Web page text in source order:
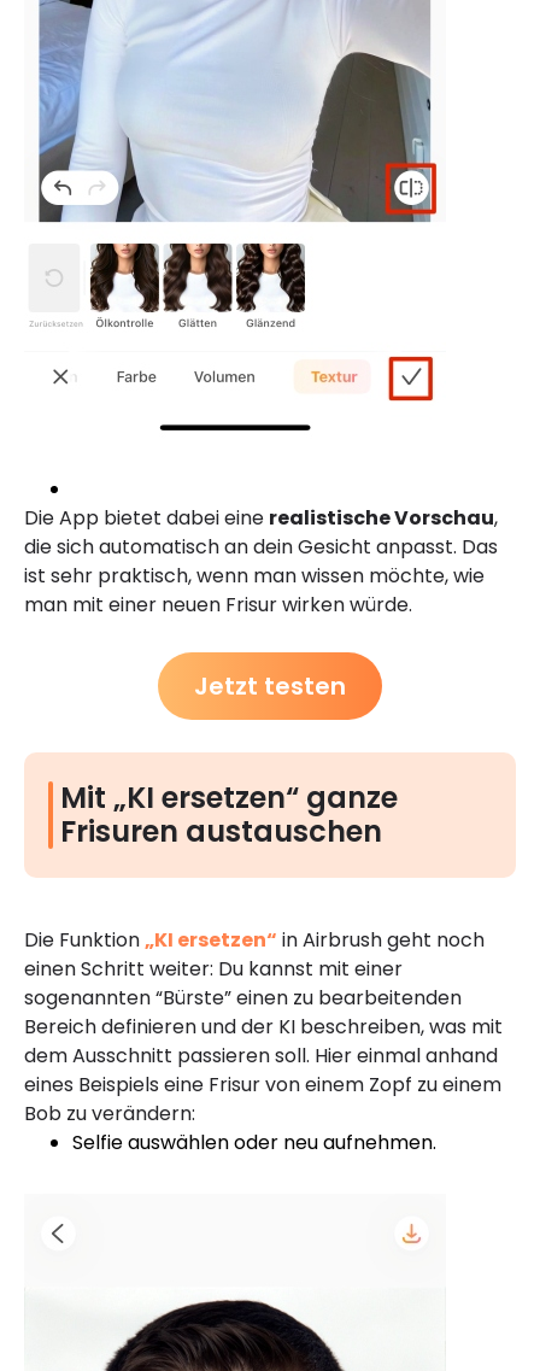
Die App bietet dabei eine realistische Vorschau,
die sich automatisch an dein Gesicht anpasst. Das
ist sehr praktisch, wenn man wissen möchte, wie
man mit einer neuen Frisur wirken würde.
Jetzt testen
Mit „KI ersetzen“ ganze
Frisuren austauschen
Die Funktion„KI ersetzen“ in Airbrush geht noch
einen Schritt weiter: Du kannst mit einer
sogenannten “Bürste” einen zu bearbeitenden
Bereich definieren und der KI beschreiben, was mit
dem Ausschnitt passieren soll. Hier einmal anhand
eines Beispiels eine Frisur von einem Zopf zu einem
Bob zu verändern:
Selfie auswählen oder neu aufnehmen.